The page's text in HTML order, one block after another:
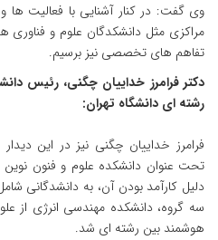
وی گفت: در کنار آشنایی با فعالیت ها
مراکزی مثل دانشکدگان علوم و فناوری
تفاهم های تخصصی نیز برسیم.
دکتر فرامرز خداییان چگنی، رئیس
رشته ای دانشگاه تهران:
تحت عنوان دانشکده علوم و فنون
دلیل کارآمد بودن آن، به دانشدگانی
سه گروه، دانشکده مهندسی انرژی از
هوشمند بین رشته ای شد.